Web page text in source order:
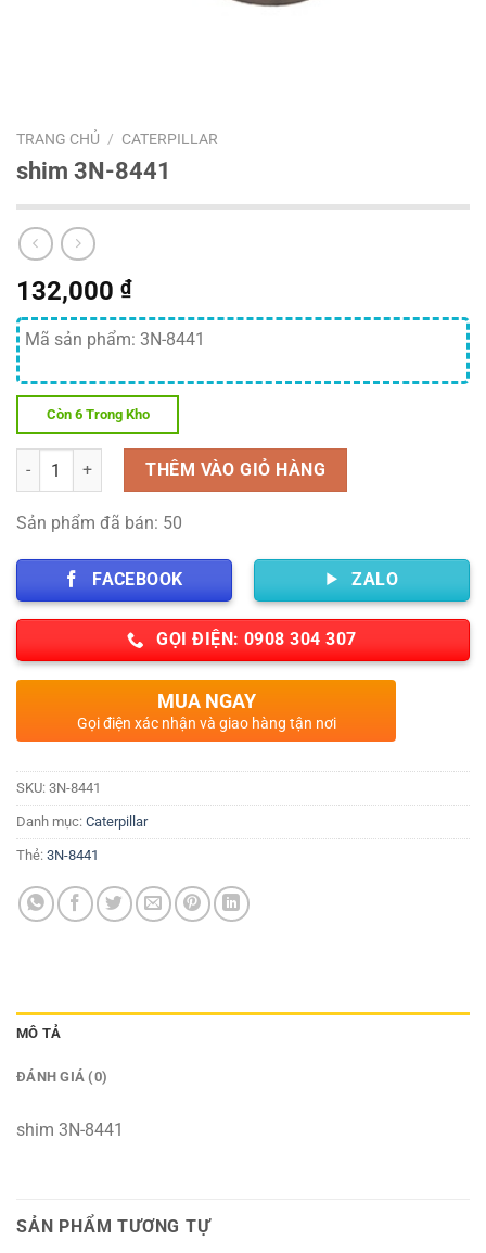
TRANG CHỦ / CATERPILLAR
shim 3N-8441
132,000 ₫
Mã sản phẩm: 3N-8441
Còn 6 Trong Kho
Số lượng THÊM VÀO GIỎ HÀNG
Sản phẩm đã bán: 50
FACEBOOK ZALO
GỌI ĐIỆN: 0908 304 307
MUA NGAY
Gọi điện xác nhận và giao hàng tận nơi
SKU: 3N-8441
Danh mục: Caterpillar
Thẻ: 3N-8441
MÔ TẢ
ĐÁNH GIÁ (0)
shim 3N-8441
SẢN PHẨM TƯƠNG TỰ